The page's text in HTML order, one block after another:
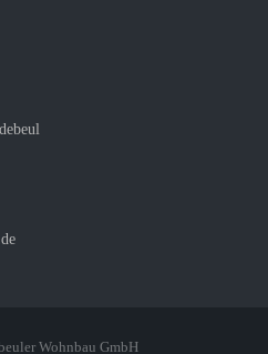
Wohnbau GmbH